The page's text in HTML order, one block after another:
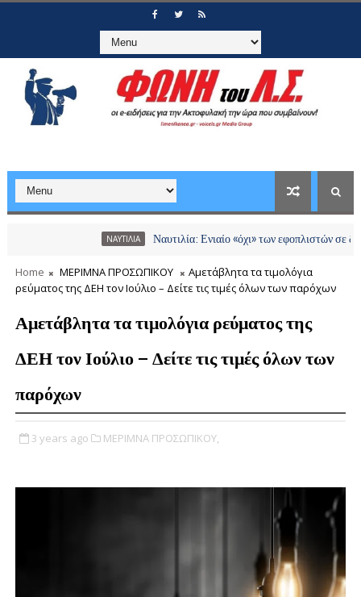
Ναυτιλία: Ενιαίο «όχι» των εφοπλιστών σε διόδια και
Home ΜΕΡΙΜΝΑ ΠΡΟΣΩΠΙΚΟΥ
Αμετάβλητα τα τιμολόγια
ρεύματος της ΔΕΗ τον Ιούλιο – Δείτε τις τιμές όλων των παρόχων
Αμετάβλητα τα τιμολόγια ρεύματος της
ΔΕΗ τον Ιούλιο – Δείτε τις τιμές όλων των
παρόχων
3 years ago ΜΕΡΙΜΝΑ ΠΡΟΣΩΠΙΚΟΥ,